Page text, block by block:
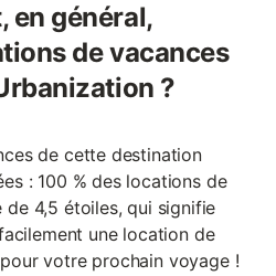
en général,
de vacances
?
de cette destination
: 100 % des locations de
4,5 étoiles, qui signifie
une location de
votre prochain voyage !